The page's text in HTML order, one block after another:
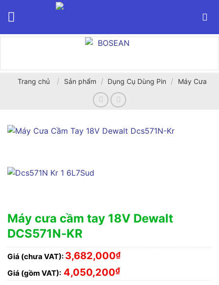
Trang chủ / Sản phẩm / Dụng Cụ Dùng Pin / Máy Cưa
Máy cưa cầm tay 18V Dewalt
DCS571N-KR
Giá (chưa VAT): 3,682,000₫
Giá (gồm VAT): 4,050,200₫